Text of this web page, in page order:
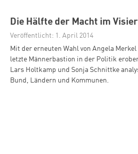
Die Hälfte der Macht im Visier
Veröffentlicht: 1. April 2014
Mit der erneuten Wahl von Angela
letzte Männerbastion in der Politik
Lars Holtkamp und Sonja Schnittke
Bund, Ländern und Kommunen.